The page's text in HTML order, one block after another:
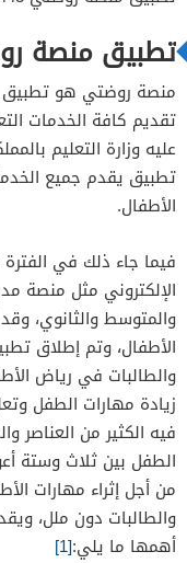
تطبيق منصة
منصة روضتي هو تطبيق
تقديم كافة الخدمات
عليه وزارة التعليم
تطبيق يقدم جميع
الأطفال.
فيما جاء ذلك في الفترة
الإلكتروني مثل منصة
والمتوسط والثانوي،
الأطفال، وتم إطلاق
والطالبات في رياض
زيادة مهارات الطفل
فيه الكثير من العناصر
الطفل بين ثلاث وستة
من أجل إثراء مهارات
والطالبات دون ملل،
أهمها ما يلي:[1]